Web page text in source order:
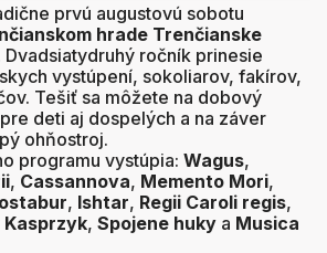
prvú augustovú sobotu
hrade Trenčianske
Dvadsiatydruhý ročník prinesie
vystúpení, sokoliarov, fakírov,
Tešiť sa môžete na dobový
deti aj dospelých a na záver
ohňostroj.
programu vystúpia: Wagus,
, Cassannova, Memento Mori,
, Ishtar, Regii Caroli regis,
, Spojene huky a Musica